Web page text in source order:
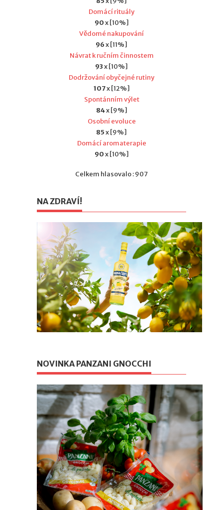
Domácí rituály
90x [10%]
Vědomé nakupování
96x [11%]
Návrat k ručním činnostem
93x [10%]
Dodržování obyčejné rutiny
107x [12%]
Spontánním výlet
84x [9%]
Osobní evoluce
85x [9%]
Domácí aromaterapie
90x [10%]
Celkem hlasovalo : 907
NA ZDRAVÍ!
NOVINKA PANZANI GNOCCHI